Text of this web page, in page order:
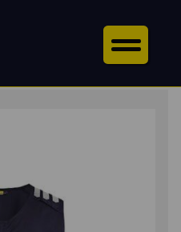
/ RIIPPUTASKULIIVI